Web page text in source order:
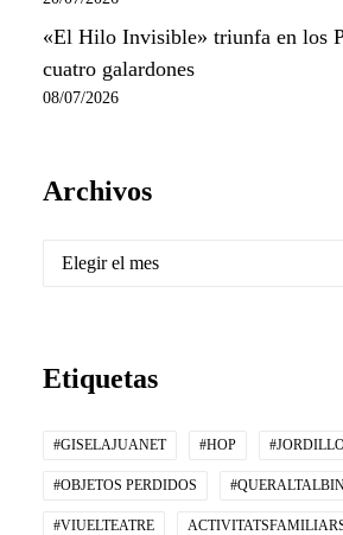
«El Hilo Invisible» triunfa en los
cuatro galardones
08/07/2026
Archivos
Archivos
Etiquetas
#GISELAJUANET #HOP
#OBJETOS PERDIDOS
#VIUELTEATRE